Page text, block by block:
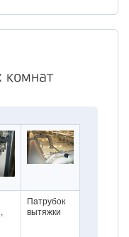
комнат
Патрубок
вытяжки